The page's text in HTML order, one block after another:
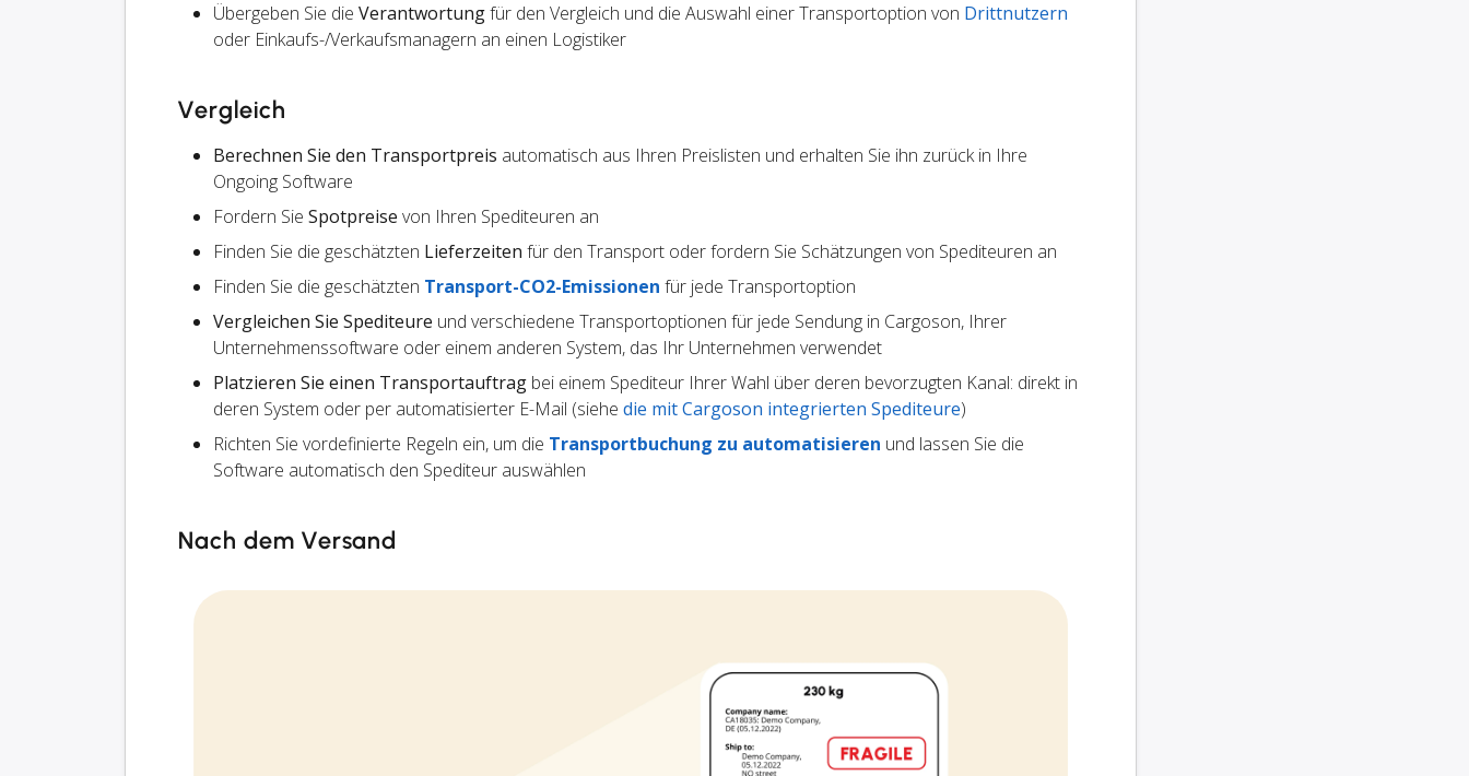
Übergeben Sie die Verantwortungfür den Vergleich und die Auswahl einer Transportoption von Drittnutzern
oder Einkaufs-/Verkaufsmanagern an einen Logistiker
Vergleich
Berechnen Sie den Transportpreis automatisch aus Ihren Preislisten und erhalten Sie ihn zurück in Ihre
Ongoing Software
Fordern Sie Spotpreise von Ihren Spediteuren an
Finden Sie die geschätzten Lieferzeiten für den Transport oder fordern Sie Schätzungen von Spediteuren an
Finden Sie die geschätzten Transport-CO2-Emissionen für jede Transportoption
Vergleichen Sie Spediteure und verschiedene Transportoptionen für jede Sendung in Cargoson, Ihrer
Unternehmenssoftware oder einem anderen System, das Ihr Unternehmen verwendet
Platzieren Sie einen Transportauftrag bei einem Spediteur Ihrer Wahl über deren bevorzugten Kanal: direkt in
deren System oder per automatisierter E-Mail (siehe die mit Cargoson integrierten Spediteure)
Richten Sie vordefinierte Regeln ein, um die Transportbuchung zu automatisieren und lassen Sie die
Software automatisch den Spediteur auswählen
Nach dem Versand